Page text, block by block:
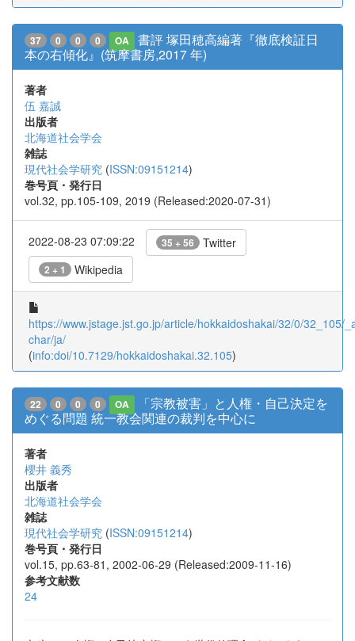
37 0 0 0 OA
書評 塚田穂高編著『徹底検証日
本の右傾化』(筑摩書房,2017 年)
著者
伍 嘉誠
出版者
北海道社会学会
雑誌
現代社会学研究 (ISSN:09151214)
巻号頁・発行日
vol.32, pp.105-109, 2019 (Released:2020-07-31)
2022-08-23 07:09:22 35 + 56 Twitter
2 + 1 Wikipedia
https://www.jstage.jst.go.jp/article/hokkaidoshakai/32/0/32_105/
char/ja/
(info:doi/10.7129/hokkaidoshakai.32.105)
22 0 0 0 OA
「宗教被害」と人権・自己決定を
めぐる問題 統一教会関連の裁判を中心に
著者
櫻井 義秀
出版者
北海道社会学会
雑誌
現代社会学研究 (ISSN:09151214)
巻号頁・発行日
vol.15, pp.63-81, 2002-06-29 (Released:2009-11-16)
参考文献数
24